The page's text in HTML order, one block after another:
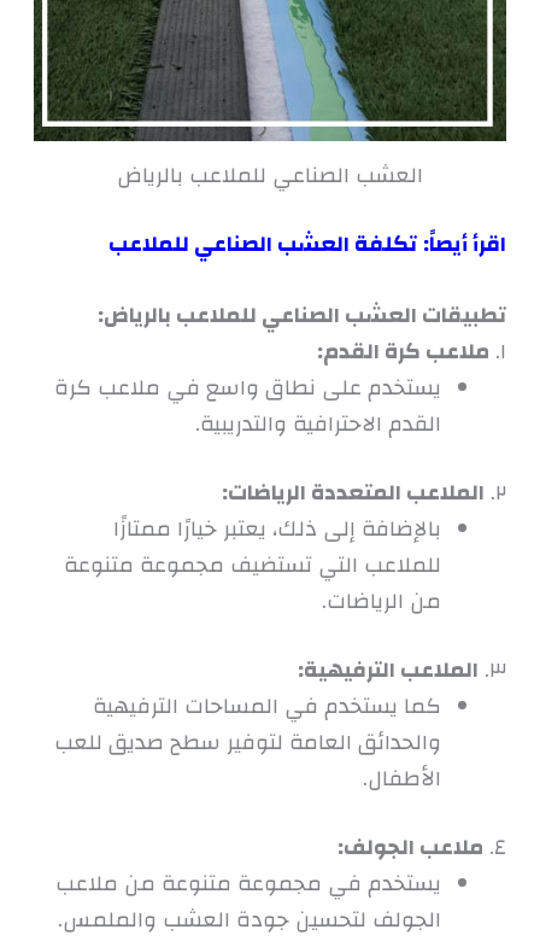
العشب الصناعي للملاعب بالرياض
اقرأ أيصاً:تكلفة العشب الصناعي للملاعب
تطبيقات العشب الصناعي للملاعب بالرياض:
١. ملاعب كرة القدم:
يستخدم على نطاق واسع في ملاعب كرة
القدم الاحترافية والتدريبية.
٢. الملاعب المتعددة الرياضات:
بالإضافة إلى ذلك، يعتبر خيارًا ممتازًا
للملاعب التي تستضيف مجموعة متنوعة
من الرياضات.
٣. الملاعب الترفيهية:
كما يستخدم في المساحات الترفيهية
والحدائق العامة لتوفير سطح صديق للعب
الأطفال.
٤. ملاعب الجولف:
يستخدم في مجموعة متنوعة من ملاعب
الجولف لتحسين جودة العشب والملمس.